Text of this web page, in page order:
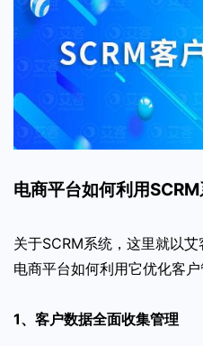
电商平台如何利用
关于SCRM系统，这里就以
电商平台如何利用它优化客户
1、客户数据全面收集管理